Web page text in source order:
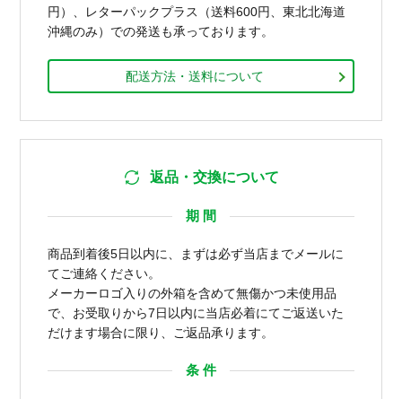
円）、レターパックプラス（送料600円、東北北海道
沖縄のみ）での発送も承っております。
配送方法・送料について
返品・交換について
期 間
商品到着後5日以内に、まずは必ず当店までメールに
てご連絡ください。
メーカーロゴ入りの外箱を含めて無傷かつ未使用品
で、お受取りから7日以内に当店必着にてご返送いた
だけます場合に限り、ご返品承ります。
条 件